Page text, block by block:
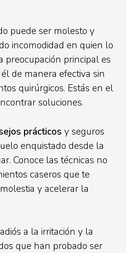
puede ser molesto y
incomodidad en quien lo
preocupación principal es
de manera efectiva sin
quirúrgicos. Estás en el
soluciones.
prácticos y seguros
enquistado desde la
Conoce las técnicas no
caseros que te
y acelerar la
a la irritación y la
que han probado ser